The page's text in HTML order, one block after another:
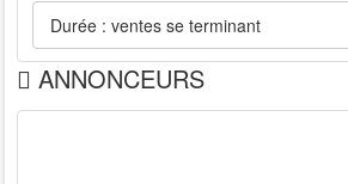
ANNONCEURS